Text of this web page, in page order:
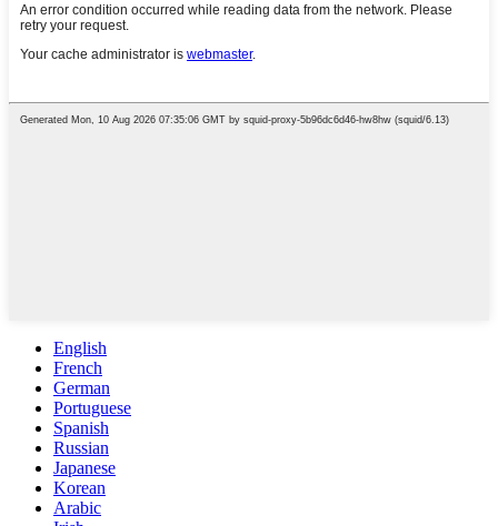
English
French
German
Portuguese
Spanish
Russian
Japanese
Korean
Arabic